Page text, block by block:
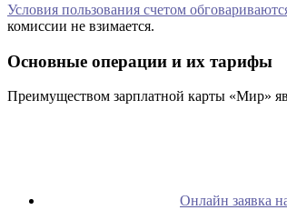
Условия пользования счетом
комиссии не взимается.
Основные операции и их тарифы
Преимуществом зарплатной карты «Мир»
Онлайн заявка